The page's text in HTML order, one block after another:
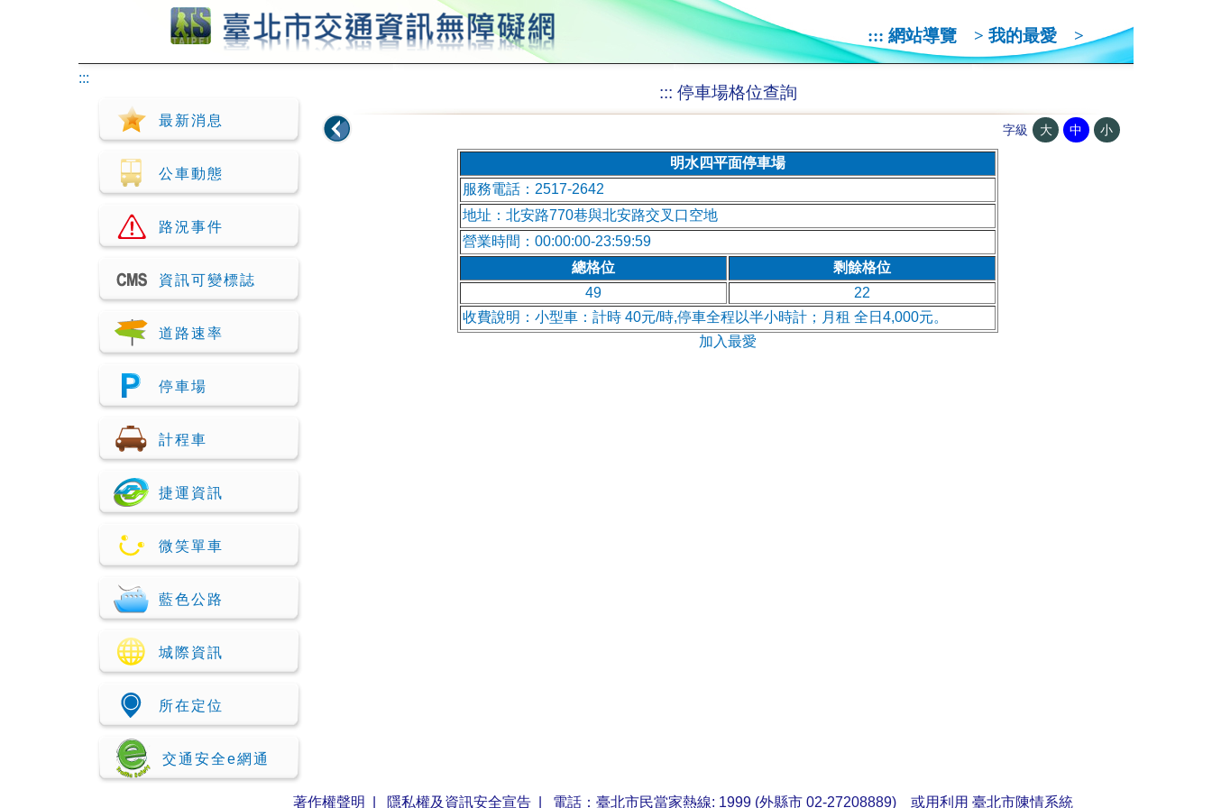
::: 網站導覽 > 我的最愛 >
:::
最新消息
公車動態
路況事件
資訊可變標誌
道路速率
停車場
計程車
捷運資訊
微笑單車
藍色公路
城際資訊
所在定位
交通安全e網通
::: 停車場格位查詢
字級 大 中 小
明水四平面停車場
服務電話：2517-2642
地址：北安路770巷與北安路交叉口空地
營業時間：00:00:00-23:59:59
總格位
剩餘格位
49
22
收費說明：小型車：計時 40元/時,停車全程以半小時計；月租 全日4,000元。
加入最愛
著作權聲明 隱私權及資訊安全宣告| 電話：臺北市民當家熱線: 1999 (外縣市 02-27208889) 或用利用 臺北市陳情系統